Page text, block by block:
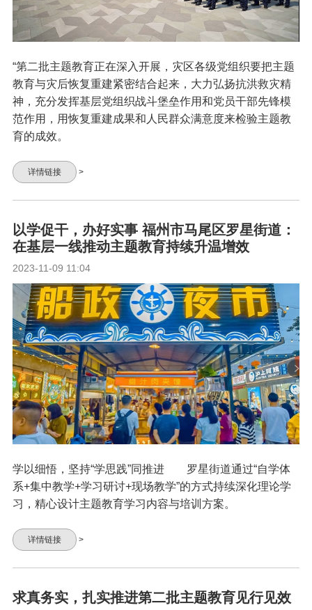
“第二批主题教育正在深入开展，灾区各级党组织要把主题
教育与灾后恢复重建紧密结合起来，大力弘扬抗洪救灾精
神，充分发挥基层党组织战斗堡垒作用和党员干部先锋模
范作用，用恢复重建成果和人民群众满意度来检验主题教
育的成效。
详情链接 >
以学促干，办好实事 福州市马尾区罗星街道：
在基层一线推动主题教育持续升温增效
2023-11-09 11:04
学以细悟，坚持“学思践”同推进 罗星街道通过“自学体
系+集中教学+学习研讨+现场教学”的方式持续深化理论学
习，精心设计主题教育学习内容与培训方案。
详情链接 >
求真务实，扎实推进第二批主题教育见行见效